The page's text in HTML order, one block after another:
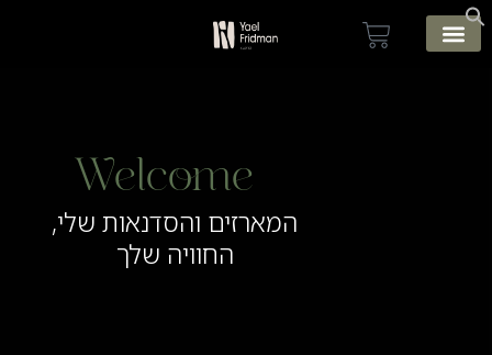
Welcome
המארזים והסדנאות שלי,
החוויה שלך